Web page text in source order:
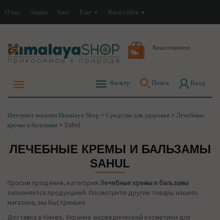
О нас Акции Блог Еще Язык сайта
Ваша корзина
Фильтр Поиск Вход
Интернет магазин Himalaya Shop > Средства для здоровья > Лечебные
кремы и бальзамы > Sahul
ЛЕЧЕБНЫЕ КРЕМЫ И БАЛЬЗАМЫ
SAHUL
Просим прощения, категория Лечебные кремы и бальзамы
заполняется продукцией. Посмотрите другие товары нашего
магазина, мы быстренько
Доставка в Киеве, Украине аюрведической косметики для